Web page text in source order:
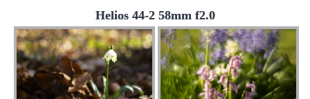
Helios 44-2 58mm f2.0